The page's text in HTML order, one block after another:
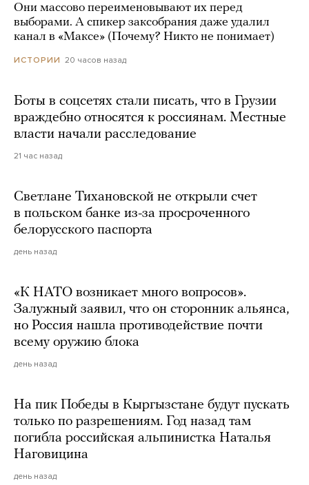
Они массово переименовывают их перед
выборами. А спикер заксобрания даже удалил
канал в «Максе» (Почему? Никто не понимает)
ИСТОРИИ 20 часов назад
Боты в соцсетях стали писать, что в Грузии
враждебно относятся к россиянам. Местные
власти начали расследование
21 час назад
Светлане Тихановской не открыли счет
в польском банке из-за просроченного
белорусского паспорта
день назад
«К НАТО возникает много вопросов».
Залужный заявил, что он сторонник альянса,
но Россия нашла противодействие почти
всему оружию блока
день назад
На пик Победы в Кыргызстане будут пускать
только по разрешениям. Год назад там
погибла российская альпинистка Наталья
Наговицина
день назад